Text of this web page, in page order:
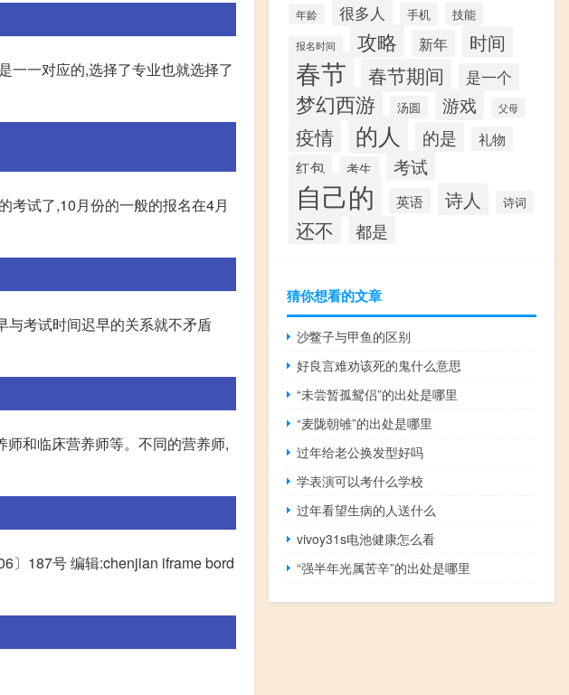
一一对应的,选择了专业也就选择了
考试了,10月份的一般的报名在4月
与考试时间迟早的关系就不矛盾
和临床营养师等。不同的营养师,
〕187号 编辑:chenjian iframe bord
年龄 很多人 手机 技能
报名时间 攻略 新年 时间
春节 春节期间 是一个
梦幻西游 汤圆 游戏 父母
疫情 的人 的是 礼物
红包 考生 考试
自己的 英语 诗人 诗词
还不 都是
猜你想看的文章
沙鳖子与甲鱼的区别
好良言难劝该死的鬼什么意思
“未尝暂孤鸳侣”的出处是哪里
“麦陇朝雊”的出处是哪里
过年给老公换发型好吗
学表演可以考什么学校
过年看望生病的人送什么
vivoy31s电池健康怎么看
“强半年光属苦辛”的出处是哪里